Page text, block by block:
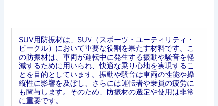
SUV用防振材は、SUV（スポーツ・ユーティリティ・
ビークル）において重要な役割を果たす材料です。こ
の防振材は、車両が運転中に発生する振動や騒音を軽
減するために用いられ、快適な乗り心地を実現するこ
とを目的としています。振動や騒音は車両の性能や操
縦性に影響を及ぼし、さらには運転者や乗員の疲労に
も関与します。そのため、防振材の選定や使用は非常
に重要です。